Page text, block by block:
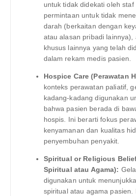
untuk tidak didekati oleh staf
permintaan untuk tidak
darah (berkaitan dengan
atau alasan pribadi lainnya),
khusus lainnya yang telah
dalam rekam medis pasien.
Hospice Care (Perawatan
konteks perawatan paliatif,
kadang-kadang digunakan
bahwa pasien berada di
hospis. Ini berarti fokus
kenyamanan dan kualitas
penyembuhan penyakit.
Spiritual or Religious
Spiritual atau Agama):
digunakan untuk
spiritual atau agama pasien.